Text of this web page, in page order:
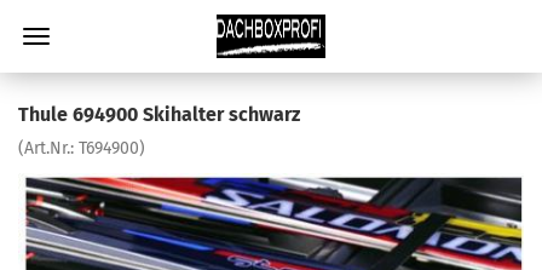
Thule 694900 Skihalter schwarz
(Art.Nr.: T694900)